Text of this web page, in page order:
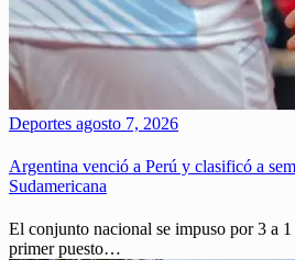
Deportes agosto 7, 2026
Argentina venció a Perú y clasificó a
Sudamericana
El conjunto nacional se impuso por 3 a
primer puesto…